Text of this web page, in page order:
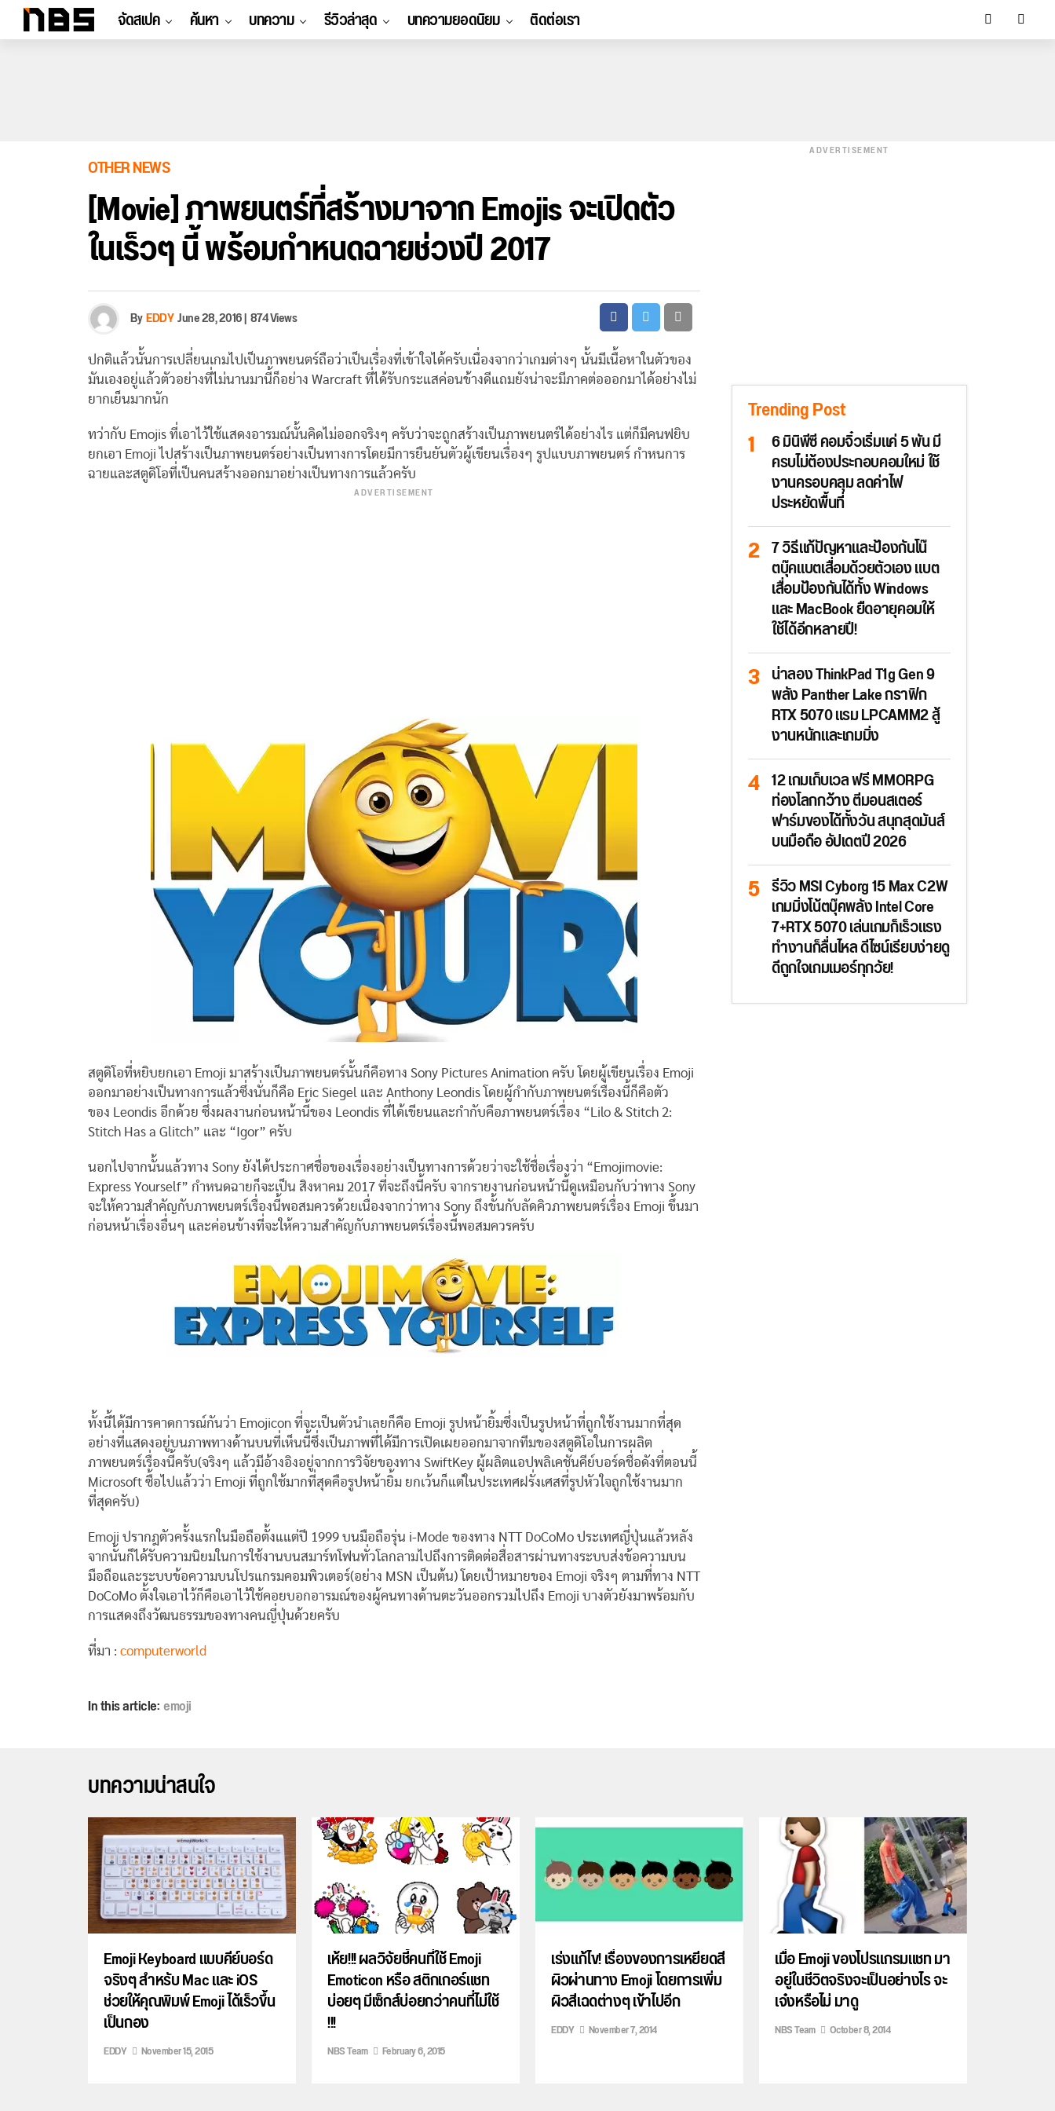
จัดสเปค ค้นหา บทความ รีวิวล่าสุด บทความยอดนิยม ติดต่อเรา
OTHER NEWS
[Movie] ภาพยนตร์ที่สร้างมาจาก Emojis จะเปิดตัว
ในเร็วๆ นี้ พร้อมกำหนดฉายช่วงปี 2017
ByEDDYJune 28, 2016|874 Views
ปกติแล้วนั้นการเปลี่ยนเกมไปเป็นภาพยนตร์ถือว่าเป็นเรื่องที่เข้าใจได้ครับเนื่องจากว่าเกมต่างๆ นั้นมีเนื้อหาในตัวของ
มันเองอยู่แล้วตัวอย่างที่ไม่นานมานี้ก็อย่าง Warcraft ที่ได้รับกระแสค่อนข้างดีแถมยังน่าจะมีภาคต่อออกมาได้อย่างไม่
ยากเย็นมากนัก
ทว่ากับ Emojis ที่เอาไว้ใช้แสดงอารมณ์นั้นคิดไม่ออกจริงๆ ครับว่าจะถูกสร้างเป็นภาพยนตร์ได้อย่างไร แต่ก็มีคนฟยิบ
ยกเอา Emoji ไปสร้างเป็นภาพยนตร์อย่างเป็นทางการโดยมีการยืนยันตัวผู้เขียนเรื่องๆ รูปแบบภาพยนตร์ กำหนการ
ฉายและสตูดิโอที่เป็นคนสร้างออกมาอย่างเป็นทางการแล้วครับ
ADVERTISEMENT
สตูดิโอที่หยิบยกเอา Emoji มาสร้างเป็นภาพยนตร์นั้นก็คือทาง Sony Pictures Animation ครับ โดยผู้เขียนเรื่อง Emoji
ออกมาอย่างเป็นทางการแล้วซึ่งนั่นก็คือ Eric Siegel และ Anthony Leondis โดยผู้กำกับภาพยนตร์เรื่องนี้ก็คือตัว
ของ Leondis อีกด้วย ซึ่งผลงานก่อนหน้านี้ของ Leondis ที่ได้เขียนและกำกับคือภาพยนตร์เรื่อง “Lilo & Stitch 2:
Stitch Has a Glitch” และ “Igor” ครับ
นอกไปจากนั้นแล้วทาง Sony ยังได้ประกาศชื่อของเรื่องอย่างเป็นทางการด้วยว่าจะใช้ชื่อเรื่องว่า “Emojimovie:
Express Yourself” กำหนดฉายก็จะเป็น สิงหาคม 2017 ที่จะถึงนี้ครับ จากรายงานก่อนหน้านี้ดูเหมือนกับว่าทาง Sony
จะให้ความสำคัญกับภาพยนตร์เรื่องนี้พอสมควรด้วยเนื่องจากว่าทาง Sony ถึงขั้นกับลัดคิวภาพยนตร์เรื่อง Emoji ขึ้นมา
ก่อนหน้าเรื่องอื่นๆ และค่อนข้างที่จะให้ความสำคัญกับภาพยนตร์เรื่องนี้พอสมควรครับ
ทั้งนี้ได้มีการคาดการณ์กันว่า Emojicon ที่จะเป็นตัวนำเลยก็คือ Emoji รูปหน้ายิ้มซึ่งเป็นรูปหน้าที่ถูกใช้งานมากที่สุด
อย่างที่แสดงอยู่บนภาพทางด้านบนที่เห็นนี้ซึ่งเป็นภาพที่ได้มีการเปิดเผยออกมาจากทีมของสตูดิโอในการผลิต
ภาพยนตร์เรื่องนี้ครับ(จริงๆ แล้วมีอ้างอิงอยู่จากการวิจัยของทาง SwiftKey ผู้ผลิตแอปพลิเคชันคีย์บอร์ดชื่อดังที่ตอนนี้
Microsoft ซื้อไปแล้วว่า Emoji ที่ถูกใช้มากที่สุดคือรูปหน้ายิ้ม ยกเว้นก็แต่ในประเทศฝรั่งเศสที่รูปหัวใจถูกใช้งานมาก
ที่สุดครับ)
Emoji ปรากฎตัวครั้งแรกในมือถือตั้งแแต่ปี 1999 บนมือถือรุ่น i-Mode ของทาง NTT DoCoMo ประเทศญี่ปุ่นแล้วหลัง
จากนั้นก็ได้รับความนิยมในการใช้งานบนสมาร์ทโฟนทั่วโลกลามไปถึงการติดต่อสื่อสารผ่านทางระบบส่งข้อความบน
มือถือและระบบข้อความบนโปรแกรมคอมพิวเตอร์(อย่าง MSN เป็นต้น) โดยเป้าหมายของ Emoji จริงๆ ตามที่ทาง NTT
DoCoMo ตั้งใจเอาไว้ก็คือเอาไว้ใช้คอยบอกอารมณ์ของผู้คนทางด้านตะวันออกรวมไปถึง Emoji บางตัวยังมาพร้อมกับ
การแสดงถึงวัฒนธรรมของทางคนญี่ปุ่นด้วยครับ
ที่มา : computerworld
In this article:emoji
ADVERTISEMENT
Trending Post
6 มินิพีซี คอมจิ๋วเริ่มแค่ 5 พัน มี
ครบไม่ต้องประกอบคอมใหม่ ใช้
งานครอบคลุม ลดค่าไฟ
ประหยัดพื้นที่
7 วิธีแก้ปัญหาและป้องกันโน๊
ตบุ๊คแบตเสื่อมด้วยตัวเอง แบต
เสื่อมป้องกันได้ทั้ง Windows
และ MacBook ยืดอายุคอมให้
ใช้ได้อีกหลายปี!
น่าลอง ThinkPad T1g Gen 9
พลัง Panther Lake กราฟิก
RTX 5070 แรม LPCAMM2 สู้
งานหนักและเกมมิ่ง
12 เกมเก็บเวล ฟรี MMORPG
ท่องโลกกว้าง ตีมอนสเตอร์
ฟาร์มของได้ทั้งวัน สนุกสุดมันส์
บนมือถือ อัปเดตปี 2026
รีวิว MSI Cyborg 15 Max C2W
เกมมิ่งโน้ตบุ๊คพลัง Intel Core
7+RTX 5070 เล่นเกมก็เร็วแรง
ทำงานก็ลื่นไหล ดีไซน์เรียบง่ายดู
ดีถูกใจเกมเมอร์ทุกวัย!
บทความน่าสนใจ
Emoji Keyboard แบบคีย์บอร์ด
จริงๆ สำหรับ Mac และ iOS
ช่วยให้คุณพิมพ์ Emoji ได้เร็วขึ้น
เป็นกอง
EDDY November 15, 2015
เห้ย!!! ผลวิจัยชี้คนที่ใช้ Emoji
Emoticon หรือ สติกเกอร์แชท
บ่อยๆ มีเซ็กส์บ่อยกว่าคนที่ไม่ใช้
!!!
NBS Team February 6, 2015
เร่งแก้ไข! เรื่องของการเหยียดสี
ผิวผ่านทาง Emoji โดยการเพิ่ม
ผิวสีเฉดต่างๆ เข้าไปอีก
EDDY November 7, 2014
เมื่อ Emoji ของโปรแกรมแชท มา
อยู่ในชีวิตจริงจะเป็นอย่างไร จะ
เจ๋งหรือไม่ มาดู
NBS Team October 8, 2014